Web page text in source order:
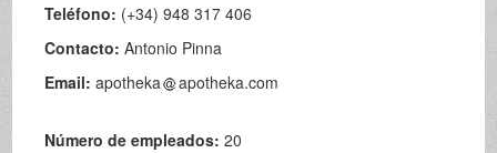
Teléfono: (+34) 948 317 406
Contacto:Antonio Pinna
Email:apotheka apotheka.com
Número de empleados:20